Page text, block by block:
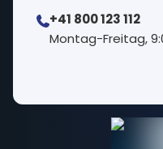
+41 800 123 112
⁠Montag-Freitag,